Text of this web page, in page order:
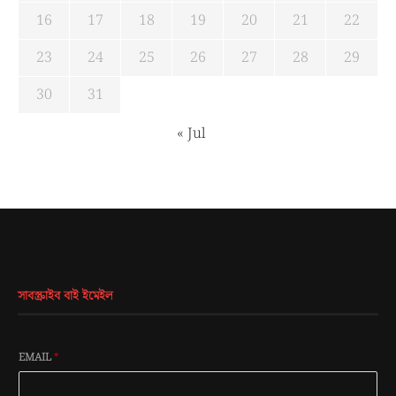
16
17 18 19 20 21
22
23
24 25 26 27 28
29
30
31
« Jul
সাবস্ক্রাইব বাই ইমেইল
EMAIL*